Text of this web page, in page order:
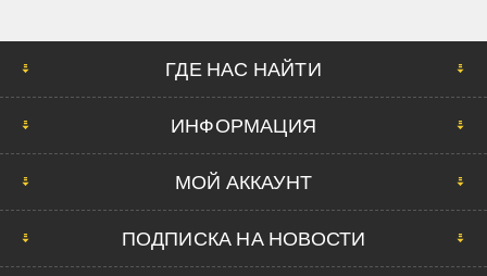
ГДЕ НАС НАЙТИ
ИНФОРМАЦИЯ
МОЙ АККАУНТ
ПОДПИСКА НА НОВОСТИ